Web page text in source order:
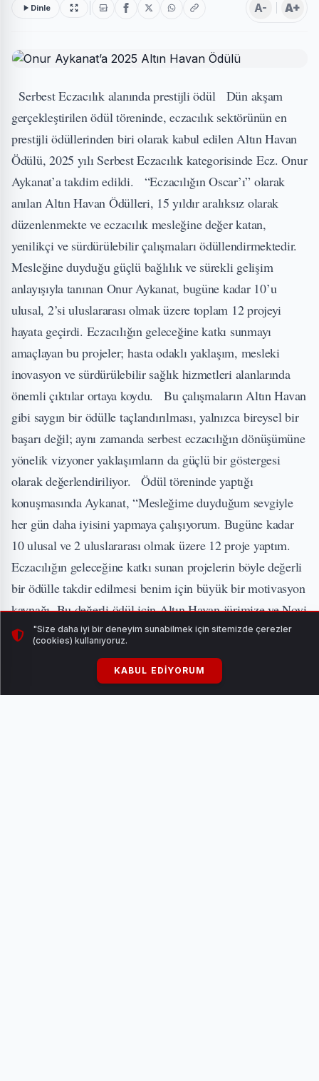
Dinle A- A+
Serbest Eczacılık alanında prestijli ödül Dün akşam
gerçekleştirilen ödül töreninde, eczacılık sektörünün en
prestijli ödüllerinden biri olarak kabul edilen Altın Havan
Ödülü, 2025 yılı Serbest Eczacılık kategorisinde Ecz. Onur
Aykanat’a takdim edildi. “Eczacılığın Oscar’ı” olarak
anılan Altın Havan Ödülleri, 15 yıldır aralıksız olarak
düzenlenmekte ve eczacılık mesleğine değer katan,
yenilikçi ve sürdürülebilir çalışmaları ödüllendirmektedir.
Mesleğine duyduğu güçlü bağlılık ve sürekli gelişim
anlayışıyla tanınan Onur Aykanat, bugüne kadar 10’u
ulusal, 2’si uluslararası olmak üzere toplam 12 projeyi
hayata geçirdi. Eczacılığın geleceğine katkı sunmayı
amaçlayan bu projeler; hasta odaklı yaklaşım, mesleki
inovasyon ve sürdürülebilir sağlık hizmetleri alanlarında
önemli çıktılar ortaya koydu. Bu çalışmaların Altın Havan
gibi saygın bir ödülle taçlandırılması, yalnızca bireysel bir
başarı değil; aynı zamanda serbest eczacılığın dönüşümüne
yönelik vizyoner yaklaşımların da güçlü bir göstergesi
olarak değerlendiriliyor. Ödül töreninde yaptığı
konuşmasında Aykanat, “Mesleğime duyduğum sevgiyle
her gün daha iyisini yapmaya çalışıyorum. Bugüne kadar
10 ulusal ve 2 uluslararası olmak üzere 12 proje yaptım.
Eczacılığın geleceğine katkı sunan projelerin böyle değerli
bir ödülle takdir edilmesi benim için büyük bir motivasyon
kaynağı. Bu değerli ödül için Altın Havan jürimize ve Novi
Medya Ailesine en içten teşekkürlerimi sunuyorum. Bu
ve saygılarımı sunuyorum ” ifadelerini kullandı.
#onuraykanat #altınhavan #eczacıonur #altınhavan2025
"Size daha iyi bir deneyim sunabilmek için sitemizde çerezler
(cookies) kullanıyoruz.
KABUL EDIYORUM